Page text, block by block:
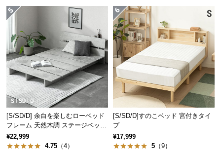
て
客
様
サ
ポ
ト
お
[S/SD/D] 余白を楽しむローベッド
フレーム 天然木調 ステージベッド
2口コンセントタイプ
¥22,999
4.75 （4）
[S/SD/D]すのこベッド 宮付きタイ
プ
¥17,999
5 （9）